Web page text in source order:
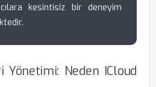
kesintisiz bir deneyim
Yönetimi: Neden ICloud